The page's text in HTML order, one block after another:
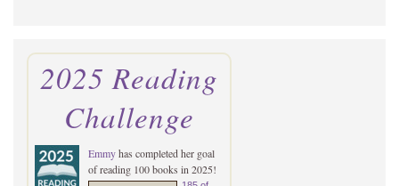
2025 Reading
Challenge
Emmyhas completed her goal
of reading 100 books in 2025!